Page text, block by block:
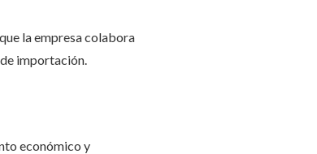
la empresa colabora
importación.
económico y